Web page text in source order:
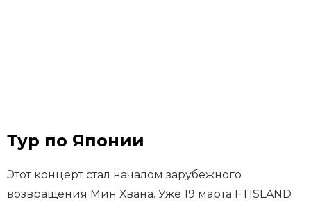
Тур по Японии
Этот концерт стал началом зарубежного
возвращения Мин Хвана. Уже 19 марта FTISLAND